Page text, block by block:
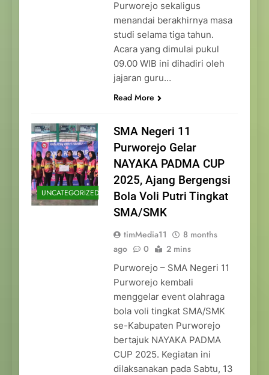
Purworejo sekaligus
menandai berakhirnya masa
studi selama tiga tahun.
Acara yang dimulai pukul
09.00 WIB ini dihadiri oleh
jajaran guru…
Read More
UNCATEGORIZED
SMA Negeri 11
Purworejo Gelar
NAYAKA PADMA CUP
2025, Ajang Bergengsi
Bola Voli Putri Tingkat
SMA/SMK
timMedia11
8 months
ago
0 2 mins
Purworejo – SMA Negeri 11
Purworejo kembali
menggelar event olahraga
bola voli tingkat SMA/SMK
se-Kabupaten Purworejo
bertajuk NAYAKA PADMA
CUP 2025. Kegiatan ini
dilaksanakan pada Sabtu, 13